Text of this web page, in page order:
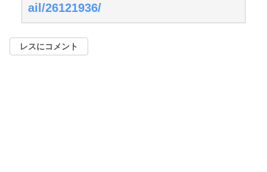
ail/26121936/
レスにコメント